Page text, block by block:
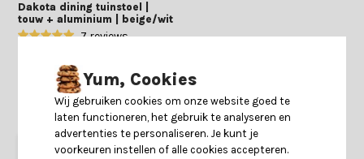
Dakota dining tuinstoel |
touw + aluminium | beige/wit
7 reviews
Deliverytime
Op voorraad
159,-
Yum, Cookies
Wij gebruiken cookies om onze website goed te
laten functioneren, het gebruik te analyseren en
advertenties te personaliseren. Je kunt je
voorkeuren instellen of alle cookies accepteren.